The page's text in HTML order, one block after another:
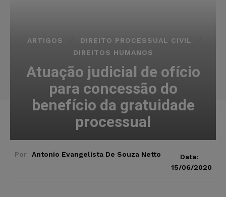
ARTIGOS
DIREITO PROCESSUAL CIVIL
DIREITOS HUMANOS
Atuação judicial de ofício
para concessão do
benefício da gratuidade
processual
Por Antonio Evangelista De Souza Netto
Data:
15/06/2020